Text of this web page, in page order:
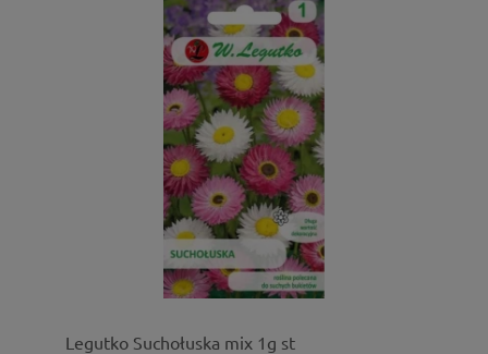
Legutko Suchołuska mix 1g st